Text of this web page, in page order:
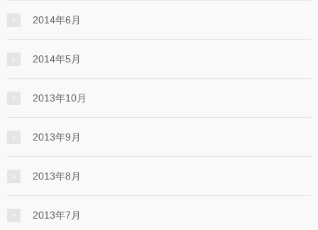
2014年6月
2014年5月
2013年10月
2013年9月
2013年8月
2013年7月